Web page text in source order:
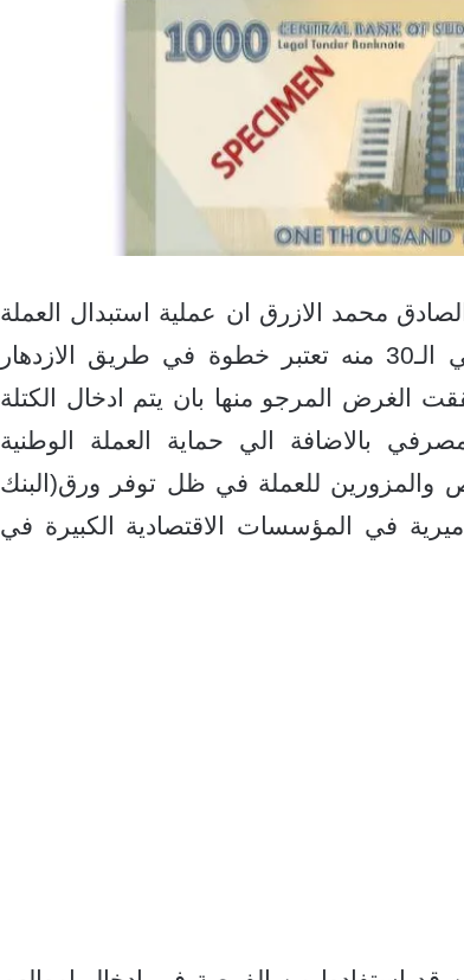
محمد الازرق ان عملية استبدال العملة
التي تمت خلال الفترة من 10 ديسمبر وحتي الـ30 منه تعتبر خطوة في طريق الازدهار
الغرض المرجو منها بان يتم ادخال الكتلة
بالاضافة الي حماية العملة الوطنية
والمزورين للعملة في ظل توفر ورق(البنك
في المؤسسات الاقتصادية الكبيرة في